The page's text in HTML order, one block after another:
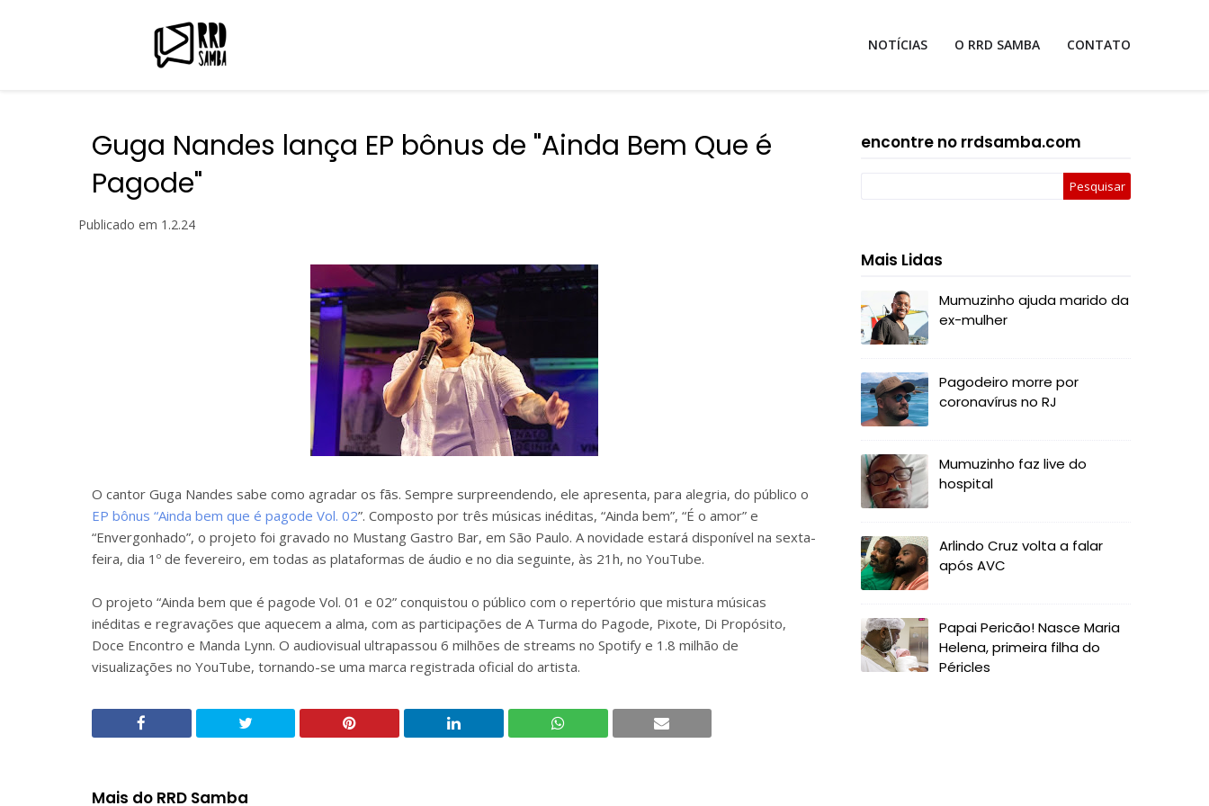
NOTÍCIAS O RRD SAMBA CONTATO
Guga Nandes lança EP bônus de "Ainda Bem Que é
Pagode"
Publicado em 1.2.24
O cantor Guga Nandes sabe como agradar os fãs. Sempre surpreendendo, ele apresenta, para alegria, do público o
EP bônus “Ainda bem que é pagode Vol. 02”. Composto por três músicas inéditas, “Ainda bem”, “É o amor” e
“Envergonhado”, o projeto foi gravado no Mustang Gastro Bar, em São Paulo. A novidade estará disponível na sexta-
feira, dia 1º de fevereiro, em todas as plataformas de áudio e no dia seguinte, às 21h, no YouTube.
O projeto “Ainda bem que é pagode Vol. 01 e 02” conquistou o público com o repertório que mistura músicas
inéditas e regravações que aquecem a alma, com as participações de A Turma do Pagode, Pixote, Di Propósito,
Doce Encontro e Manda Lynn. O audiovisual ultrapassou 6 milhões de streams no Spotify e 1.8 milhão de
visualizações no YouTube, tornando-se uma marca registrada oficial do artista.
Mais do RRD Samba
encontre no rrdsamba.com
Mais Lidas
Mumuzinho ajuda marido da
ex-mulher
Pagodeiro morre por
coronavírus no RJ
Mumuzinho faz live do
hospital
Arlindo Cruz volta a falar
após AVC
Papai Pericão! Nasce Maria
Helena, primeira filha do
Péricles